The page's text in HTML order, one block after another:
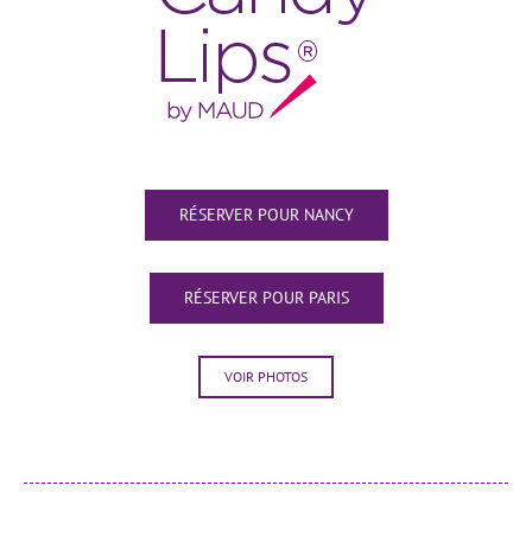
RÉSERVER POUR NANCY
RÉSERVER POUR PARIS
VOIR PHOTOS